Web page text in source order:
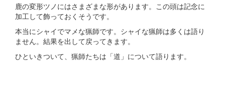
鹿の変形ツノにはさまざまな形があります。この頭は記念に
加工して飾っておくそうです。
本当にシャイでマメな猟師です。シャイな猟師は多くは語り
ません。結果を出して戻ってきます。
ひといきついて、猟師たちは「道」について語ります。